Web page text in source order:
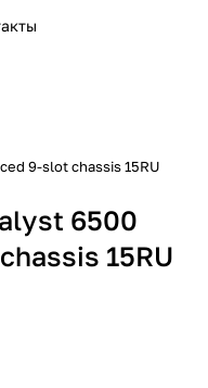
9-slot chassis 15RU
6500
15RU